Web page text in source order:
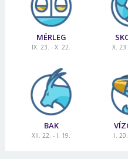
MÉRLEG
IX. 23. - X. 22. X.
BAK
XII. 22. - I. 19. I.